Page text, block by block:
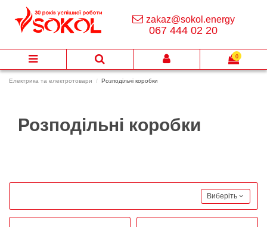
Електрика та електротовари Розподільчі коробки
Розподільні коробки
Виберіть
zakaz@sokol.energy
067 444 02 20
0